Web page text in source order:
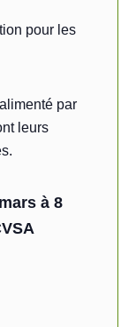
pour les
par
leurs
à 8